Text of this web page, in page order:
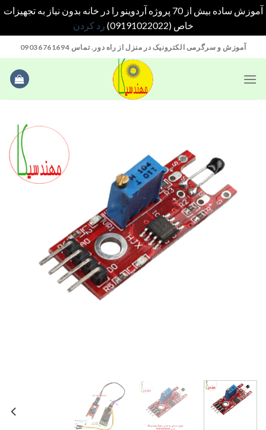
آموزش ساده بیش از 70 پروژه آردوینو را در خانه بدون نیاز به تجهیزات
خاص (09191022022)
رد کردن
to
آموزش و سرگرمی الکترونیک در منزل از راه دور. تماس 09036761694